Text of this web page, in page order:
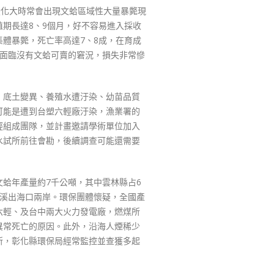
大時常會出現文蛤區域性大量暴斃現
長達8、9個月，好不容易進入採收
暴斃，死亡率高達7、8成，在育成
臨沒有文蛤可賣的窘況，損失非常慘
土變異、養殖水遭汙染、幼苗品質
是遭到台塑六輕廠汙染，漁業署的
成團隊，並計畫邀請學術單位加入
所前往會勘，後續調查可能還需要
年產量約7千公噸，其中雲林縣占6
出海口兩岸。環保團體懷疑，全國產
、及台中兩大火力發電廠，燃煤所
死亡的原因。此外，沿海人煙稀少
彰化縣環保局經常監控並查獲多起